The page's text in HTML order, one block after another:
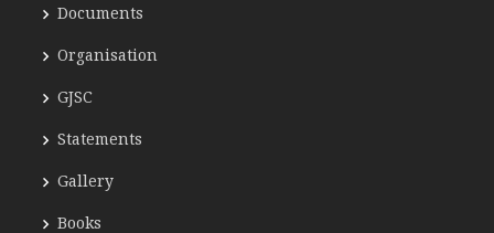
Documents
Organisation
GJSC
Statements
Gallery
Books